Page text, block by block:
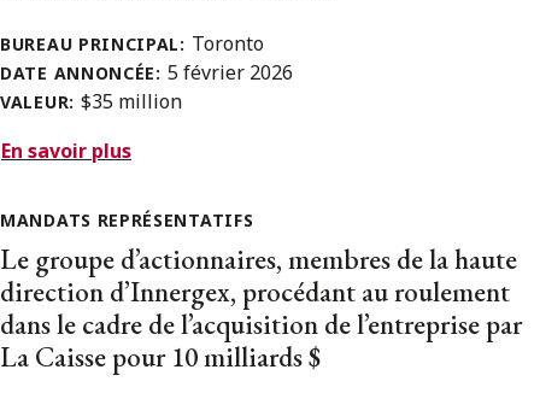
BUREAU PRINCIPAL: Toronto
DATE ANNONCÉE: 5 février 2026
VALEUR: $35 million
En savoir plus
MANDATS REPRÉSENTATIFS
Le groupe d’actionnaires, membres de la haute
direction d’Innergex, procédant au roulement
dans le cadre de l’acquisition de l’entreprise par
La Caisse pour 10 milliards $